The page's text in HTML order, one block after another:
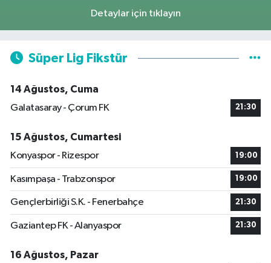
Detaylar için tıklayın
Süper Lig Fikstür
14 Ağustos, Cuma
Galatasaray - Çorum FK
21:30
15 Ağustos, Cumartesi
Konyaspor - Rizespor
19:00
Kasımpaşa - Trabzonspor 19:00
Gençlerbirliği S.K. - Fenerbahçe 21:30
Gaziantep FK - Alanyaspor 21:30
16 Ağustos, Pazar